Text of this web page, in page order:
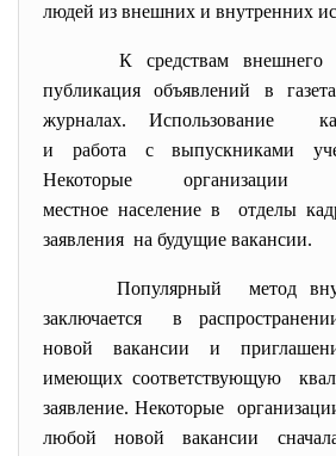
людей из внешних и внутренних
К средствам внешнего
публикация объявлений в
журналах. Использование
и работа с выпускниками
Некоторые
местное население в отделы
заявления на будущие вакансии.
Популярный метод
заключается в
новой вакансии и
имеющих соответствующую
заявление. Некоторые
любой новой вакансии